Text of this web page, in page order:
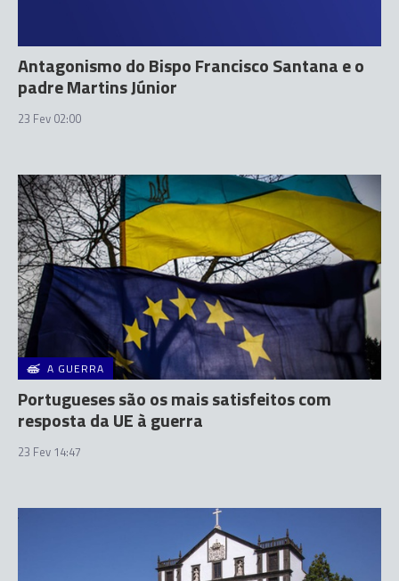
Antagonismo do Bispo Francisco Santana e o
padre Martins Júnior
23 Fev 02:00
A GUERRA
Portugueses são os mais satisfeitos com
resposta da UE à guerra
23 Fev 14:47